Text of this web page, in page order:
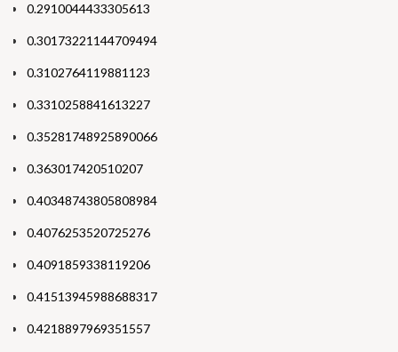
0.2910044433305613
0.30173221144709494
0.3102764119881123
0.3310258841613227
0.35281748925890066
0.363017420510207
0.40348743805808984
0.4076253520725276
0.4091859338119206
0.41513945988688317
0.4218897969351557